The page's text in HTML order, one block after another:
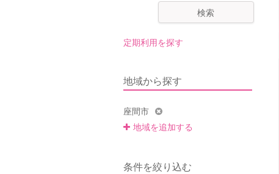
検索
定期利用を探す
地域から探す
座間市
地域を追加する
条件を絞り込む